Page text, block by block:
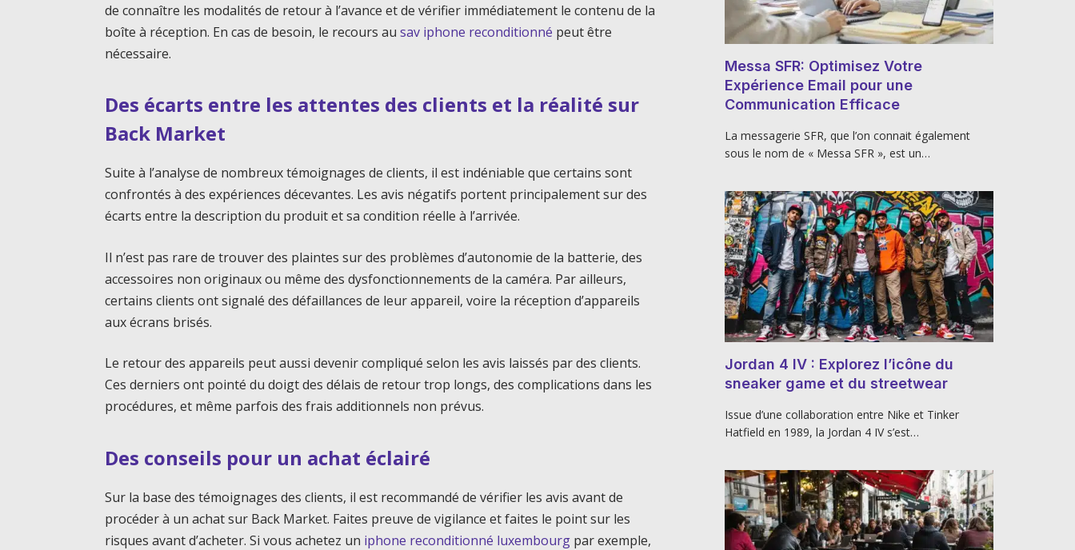
de connaître les modalités de retour à l’avance et de vérifier immédiatement le contenu de la
boîte à réception. En cas de besoin, le recours ausav iphone reconditionné peut être
nécessaire.
Des écarts entre les attentes des clients et la réalité sur
Back Market
Suite à l’analyse de nombreux témoignages de clients, il est indéniable que certains sont
confrontés à des expériences décevantes. Les avis négatifs portent principalement sur des
écarts entre la description du produit et sa condition réelle à l’arrivée.
Il n’est pas rare de trouver des plaintes sur des problèmes d’autonomie de la batterie, des
accessoires non originaux ou même des dysfonctionnements de la caméra. Par ailleurs,
certains clients ont signalé des défaillances de leur appareil, voire la réception d’appareils
aux écrans brisés.
Le retour des appareils peut aussi devenir compliqué selon les avis laissés par des clients.
Ces derniers ont pointé du doigt des délais de retour trop longs, des complications dans les
procédures, et même parfois des frais additionnels non prévus.
Des conseils pour un achat éclairé
Sur la base des témoignages des clients, il est recommandé de vérifier les avis avant de
procéder à un achat sur Back Market. Faites preuve de vigilance et faites le point sur les
risques avant d’acheter. Si vous achetez un iphone reconditionné luxembourg par exemple,
Messa SFR: Optimisez Votre
Expérience Email pour une
Communication Efficace
La messagerie SFR, que l’on connait également
sous le nom de « Messa SFR », est un…
Jordan 4 IV : Explorez l’icône du
sneaker game et du streetwear
Issue d’une collaboration entre Nike et Tinker
Hatfield en 1989, la Jordan 4 IV s’est…